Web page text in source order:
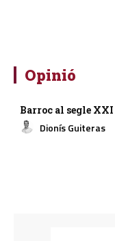
Opinió
Barroc al segle XXI
Dionís Guiteras